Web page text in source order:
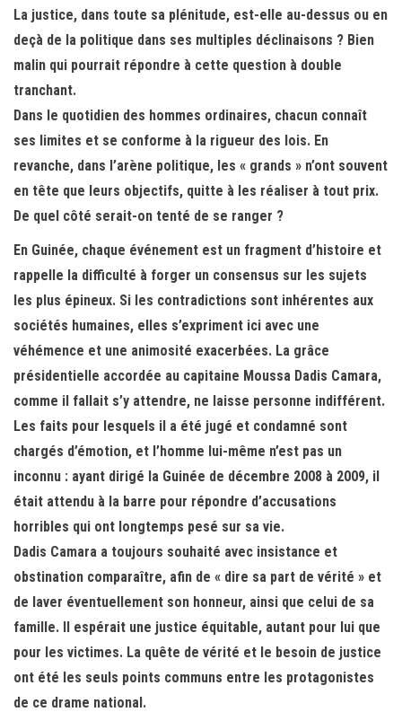
La justice, dans toute sa plénitude, est-elle au-dessus ou en
deçà de la politique dans ses multiples déclinaisons ? Bien
malin qui pourrait répondre à cette question à double
tranchant.
Dans le quotidien des hommes ordinaires, chacun connaît
ses limites et se conforme à la rigueur des lois. En
revanche, dans l’arène politique, les « grands » n’ont souvent
en tête que leurs objectifs, quitte à les réaliser à tout prix.
De quel côté serait-on tenté de se ranger ?
En Guinée, chaque événement est un fragment d’histoire et
rappelle la difficulté à forger un consensus sur les sujets
les plus épineux. Si les contradictions sont inhérentes aux
sociétés humaines, elles s’expriment ici avec une
véhémence et une animosité exacerbées. La grâce
présidentielle accordée au capitaine Moussa Dadis Camara,
comme il fallait s’y attendre, ne laisse personne indifférent.
Les faits pour lesquels il a été jugé et condamné sont
chargés d’émotion, et l’homme lui-même n’est pas un
inconnu : ayant dirigé la Guinée de décembre 2008 à 2009, il
était attendu à la barre pour répondre d’accusations
horribles qui ont longtemps pesé sur sa vie.
Dadis Camara a toujours souhaité avec insistance et
obstination comparaître, afin de « dire sa part de vérité » et
de laver éventuellement son honneur, ainsi que celui de sa
famille. Il espérait une justice équitable, autant pour lui que
pour les victimes. La quête de vérité et le besoin de justice
ont été les seuls points communs entre les protagonistes
de ce drame national.